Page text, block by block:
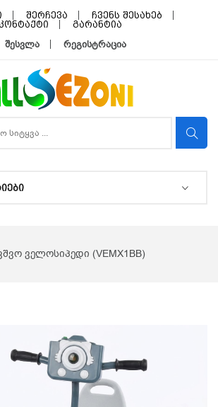
შერჩევა
ჩვენს შესახებ
გარანტია
შესვლა რეგისტრაცია
ველოსიპედი (VEMX1BB)